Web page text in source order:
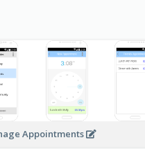
Appointments